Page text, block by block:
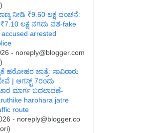
ನೀಡಿ ₹9.60 ಲಕ್ಷ ವಂಚನೆ:
ಲಕ್ಷ ನಗದು ವಶ-fake
arrested
- noreply@blogger.com
ಹರೋಹರ ಜಾತ್ರೆ: ಸಾವಿರಾರು
| ಆಗಸ್ಟ್ 7ರಂದು
ಮಾರ್ಗ ಬದಲಾವಣೆ-
harohara jatre
route
- noreply@blogger.co